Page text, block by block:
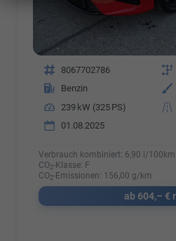
Fahrzeugnr. 8067702786 Getriebe
Kraftstoff
Benzin Außenfarbe
Leistung
239 kW (325 PS) Kilometerstand
01.08.2025
Verbrauch kombiniert: 6,90 l/100km
CO2-Klasse: F
CO2-Emissionen: 156,00 g/km
ab 604,– €